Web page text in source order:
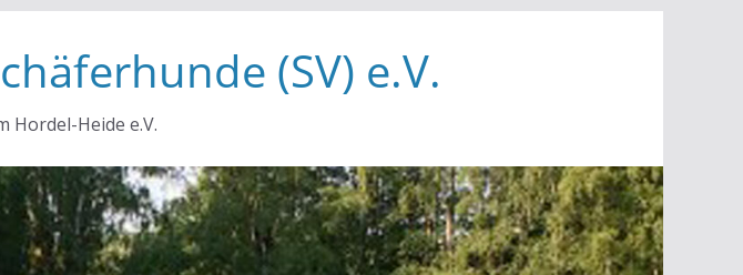
(SV) e.V.
Hordel-Heide e.V.